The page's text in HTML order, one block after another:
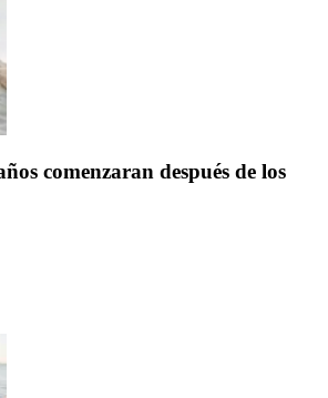
comenzaran después de los